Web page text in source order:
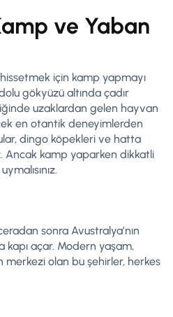
ve Yaban
için kamp yapmayı
gökyüzü altında çadır
uzaklardan gelen hayvan
en otantik deneyimlerden
dingo köpekleri ve hatta
Ancak kamp yaparken dikkatli
sonra Avustralya’nın
kapı açar. Modern yaşam,
olan bu şehirler, herkes